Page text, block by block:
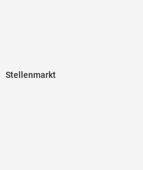
Stellenmarkt